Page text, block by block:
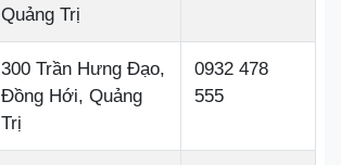
Quảng Trị
300 Trần Hưng Đạo,
Đồng Hới, Quảng
Trị
0932 478
555